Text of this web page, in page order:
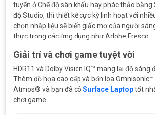
tuyến ở Chế độ sân khấu hay phác thảo bằng
độ Studio, thì thiết kế cực kỳ linh hoạt với
chọn nhập liệu sẽ biến giấc mơ của người
thực trong các ứng dụng như Adobe Fresco.
Giải trí và chơi game tuyệt vời
HDR11 và Dolby Vision IQ™ mang lại độ sáng
Thêm đồ họa cao cấp và bốn loa Omnisonic™
Atmos® và bạn đã có Surface Laptoptốt
chơi game.